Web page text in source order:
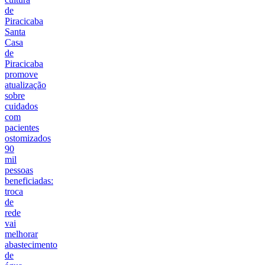
de
Piracicaba
Santa
Casa
de
Piracicaba
promove
atualização
sobre
cuidados
com
pacientes
ostomizados
90
mil
pessoas
beneficiadas:
troca
de
rede
vai
melhorar
abastecimento
de